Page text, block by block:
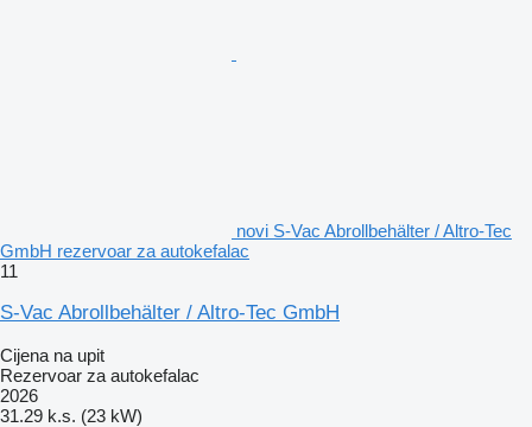
novi S-Vac Abrollbehälter / Altro-Tec
GmbH rezervoar za autokefalac
11
S-Vac Abrollbehälter / Altro-Tec GmbH
Cijena na upit
Rezervoar za autokefalac
2026
31.29 k.s. (23 kW)